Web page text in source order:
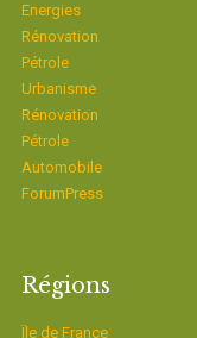
Energies
Rénovation
Pétrole
Urbanisme
Rénovation
Pétrole
Automobile
ForumPress
Régions
Ïle de France